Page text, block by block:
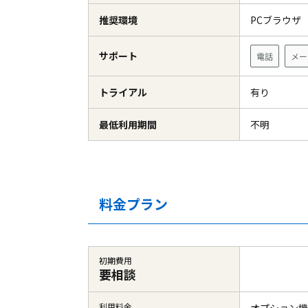
推奨環境 PCブラウ
サポート 電話 メ
トライアル 有り
最低利用期間 不明
料金プラン
初期費用
要相談